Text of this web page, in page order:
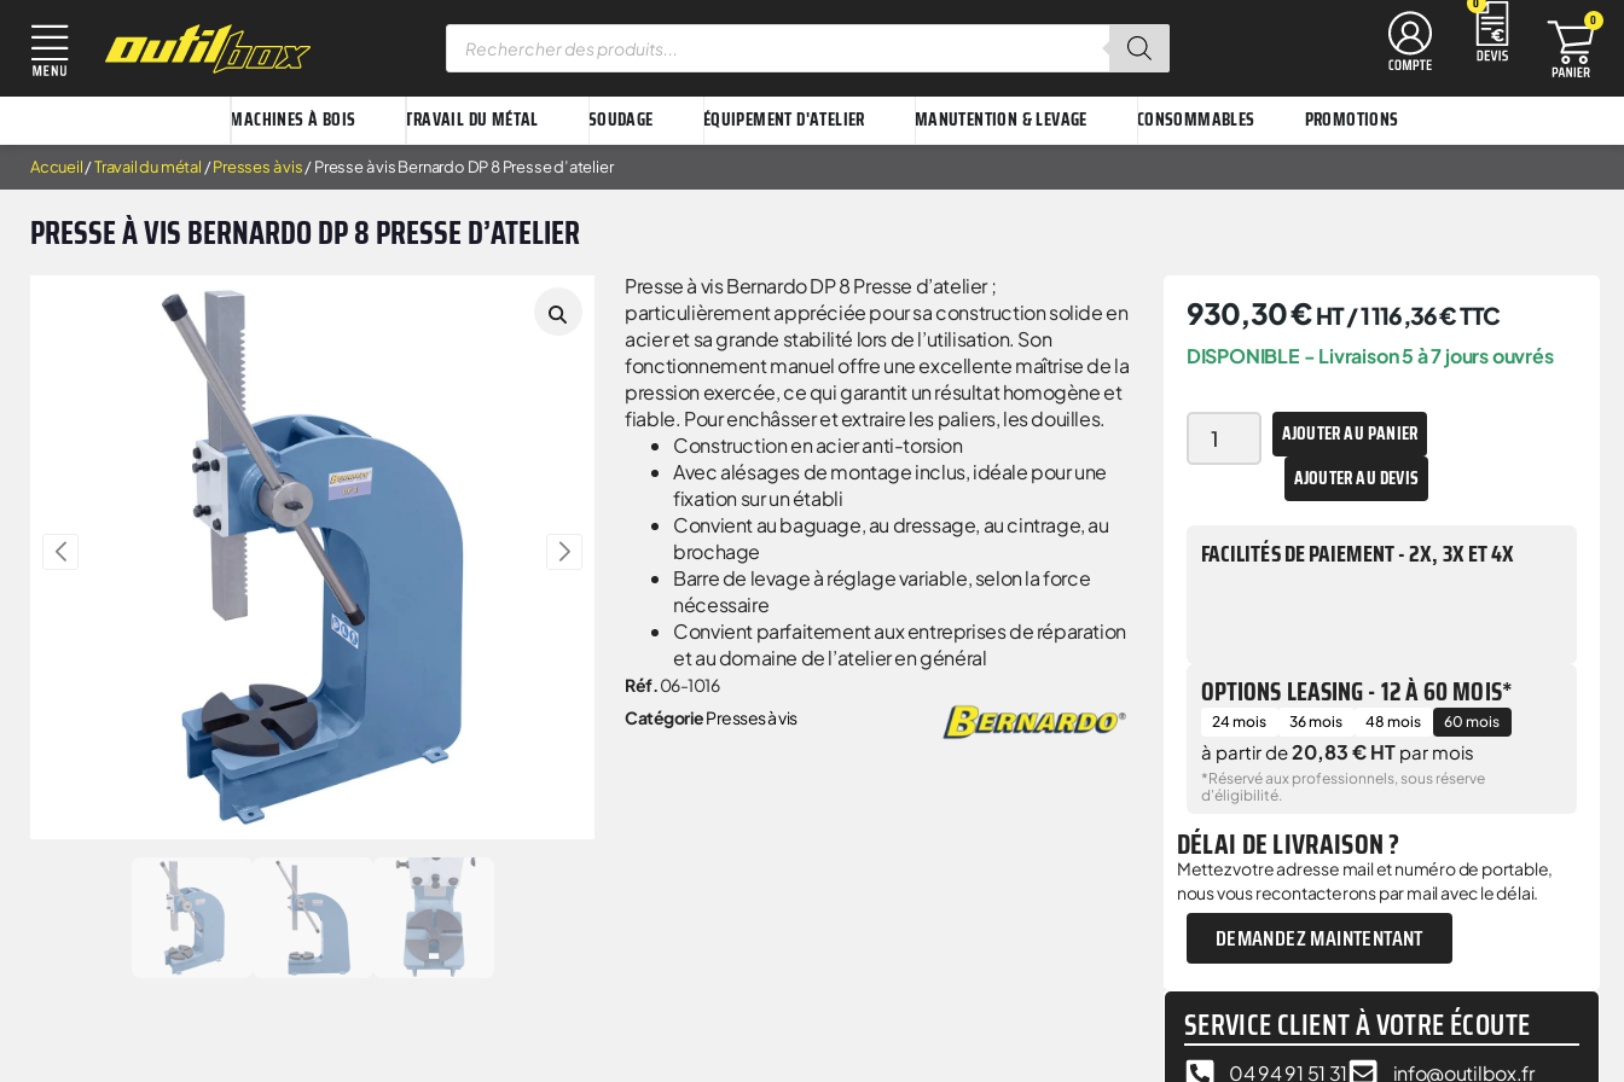
0
MACHINES À BOIS TRAVAIL DU MÉTAL SOUDAGE ÉQUIPEMENT D'ATELIER MANUTENTION & LEVAGE CONSOMMABLES PROMOTIONS
Accueil/Travail du métal /Presses à vis/ Presse à vis Bernardo DP 8 Presse d’atelier
PRESSE À VIS BERNARDO DP 8 PRESSE D’ATELIER
Presse à vis Bernardo DP 8 Presse d’atelier ;
particulièrement appréciée pour sa construction solide en
acier et sa grande stabilité lors de l’utilisation. Son
fonctionnement manuel offre une excellente maîtrise de la
pression exercée, ce qui garantit un résultat homogène et
fiable. Pour enchâsser et extraire les paliers, les douilles.
Construction en acier anti-torsion
Avec alésages de montage inclus, idéale pour une
fixation sur un établi
Convient au baguage, au dressage, au cintrage, au
brochage
Barre de levage à réglage variable, selon la force
nécessaire
Convient parfaitement aux entreprises de réparation
et au domaine de l’atelier en général
Réf. 06-1016
CatégoriePresses à vis
930,30€HT /1 116,36€TTC
DISPONIBLE - Livraison 5 à 7 jours ouvrés
AJOUTER AU PANIER
AJOUTER AU DEVIS
FACILITÉS DE PAIEMENT - 2X, 3X ET 4X
OPTIONS LEASING - 12 À 60 MOIS*
24 mois 36 mois 48 mois 60 mois
à partir de20,83 € HTpar mois
*Réservé aux professionnels, sous réserve
d'éligibilité.
DÉLAI DE LIVRAISON ?
Mettez votre adresse mail et numéro de portable,
nous vous recontacterons par mail avec le délai.
DEMANDEZ MAINTENTANT
SERVICE CLIENT À VOTRE ÉCOUTE
04 94 91 51 31 info@outilbox.fr